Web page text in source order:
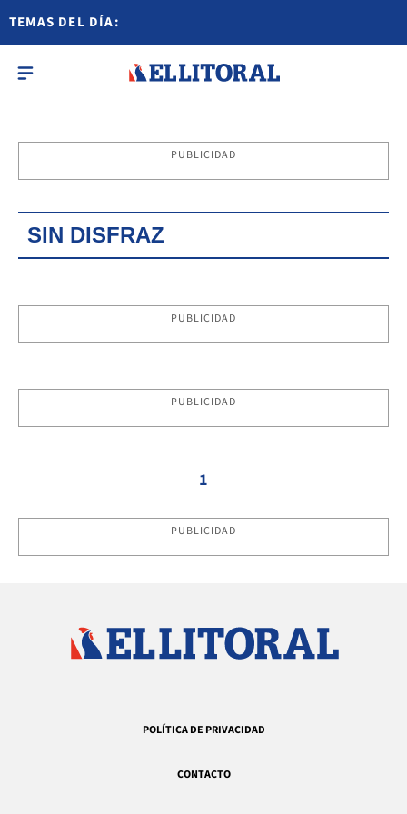
TEMAS DEL DÍA:
PUBLICIDAD
SIN DISFRAZ
PUBLICIDAD
PUBLICIDAD
1
PUBLICIDAD
POLÍTICA DE PRIVACIDAD
CONTACTO